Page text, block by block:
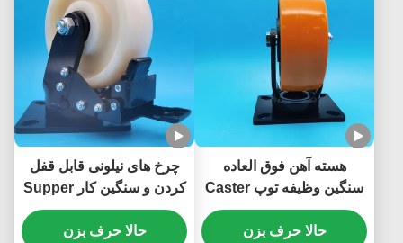
هسته آهن فوق العاده
سنگین وظیفه توپ Caster
چرخ فولاد واحد 5 "پلاک
فولاد کاستورهای قفل قابل
حالا حرف بزن
چرخ های نیلونی قابل قفل
کردن و سنگین کار Supper
Extra Heavy Duty
Casters Ball Caster
حالا حرف بزن